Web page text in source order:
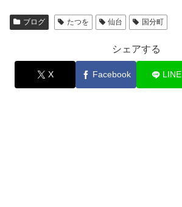
ブログ たつを 仙台 国分町
シェアする
X Facebook LINE